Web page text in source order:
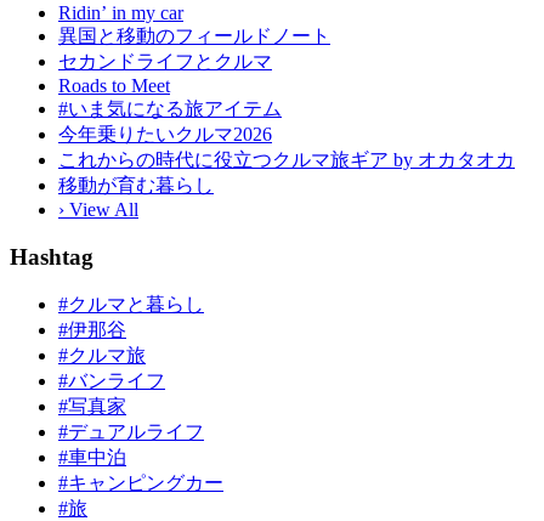
Ridinʼ in my car
異国と移動のフィールドノート
セカンドライフとクルマ
Roads to Meet
#いま気になる旅アイテム
今年乗りたいクルマ2026
これからの時代に役立つクルマ旅ギア by オカタオカ
移動が育む暮らし
› View All
Hashtag
#クルマと暮らし
#伊那谷
#クルマ旅
#バンライフ
#写真家
#デュアルライフ
#車中泊
#キャンピングカー
#旅